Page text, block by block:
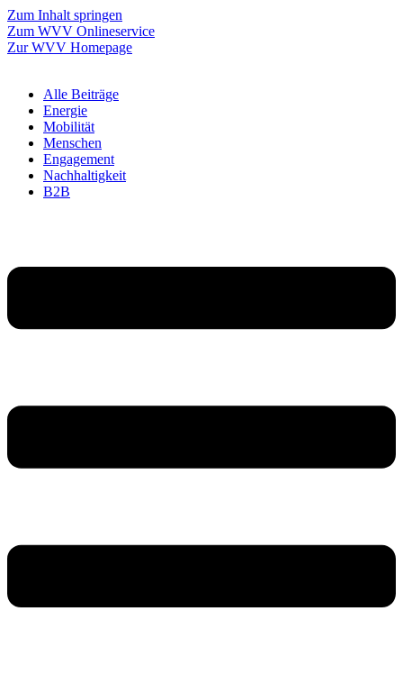
Zum Inhalt springen
Zum WVV Onlineservice
Zur WVV Homepage
Alle Beiträge
Energie
Mobilität
Menschen
Engagement
Nachhaltigkeit
B2B